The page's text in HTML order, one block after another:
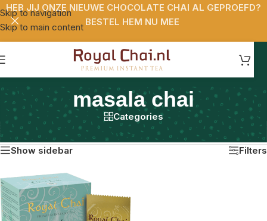
Skip to navigation
Skip to main content
HEB JIJ ONZE NIEUWE CHOCOLATE CHAI AL GEPROEFD?
BESTEL HEM NU MEE
masala chai
Categories
Home
Producten getagged “masala chai”
Enig resultaat
Show sidebar
Filters